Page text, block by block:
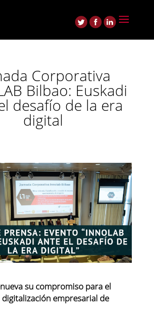
Corporativa
Bilbao: Euskadi
desafío de la era
digital
su compromiso para el
empresarial de